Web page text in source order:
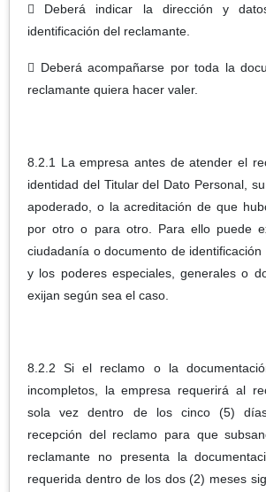
 Deberá indicar la dirección y
identificación del reclamante.
 Deberá acompañarse por toda la
reclamante quiera hacer valer.
8.2.1 La empresa antes de atender el
identidad del Titular del Dato Personal,
apoderado, o la acreditación de que
por otro o para otro. Para ello puede
ciudadanía o documento de identificación
y los poderes especiales, generales o
exijan según sea el caso.
8.2.2 Si el reclamo o la
incompletos, la empresa requerirá al
sola vez dentro de los cinco (5)
recepción del reclamo para que
reclamante no presenta la
requerida dentro de los dos (2) meses